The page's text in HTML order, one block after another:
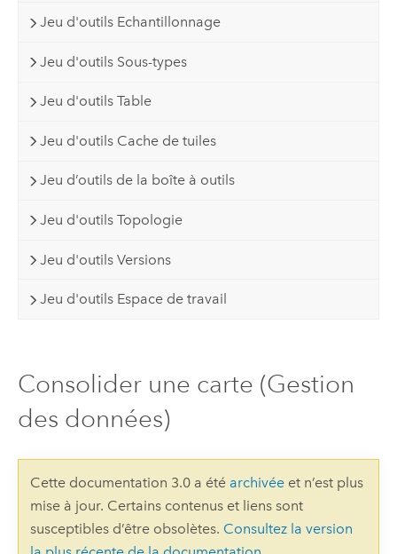
Jeu d'outils Echantillonnage
Jeu d'outils Sous-types
Jeu d'outils Table
Jeu d'outils Cache de tuiles
Jeu d’outils de la boîte à outils
Jeu d'outils Topologie
Jeu d'outils Versions
Jeu d'outils Espace de travail
Consolider une carte (Gestion
des données)
Cette documentation 3.0 a été archivéeet n’est plus
mise à jour. Certains contenus et liens sont
susceptibles d’être obsolètes. Consultez la version